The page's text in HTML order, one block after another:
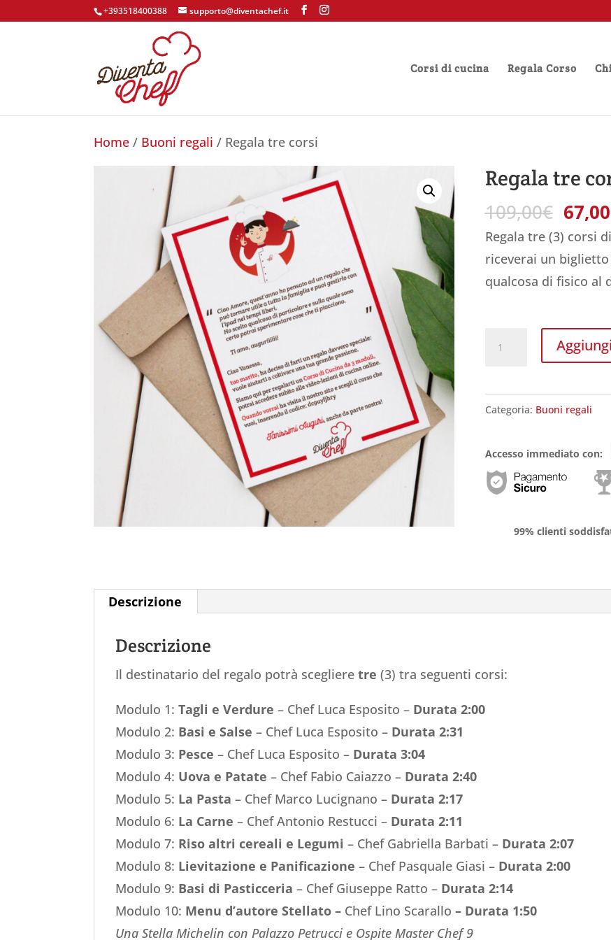
+393518400388 supporto@diventachef.it
Corsi di cucina Regala Corso
Home / Buoni regali / Regala tre corsi
Regala tre
109,00€ Il
era:
67,00
Regala tre (3) corsi
riceverai un
qualcosa di fisico al
quantità
Categoria: Buoni regali
Accesso immediato con:
99% clienti
Descrizione
Descrizione
Il destinatario del regalo potrà sceglieretre (3) tra seguenti corsi:
Modulo 1:Tagli e Verdure – Chef Luca Esposito – Durata 2:00
Modulo 2: Basi e Salse – Chef Luca Esposito – Durata 2:31
Modulo 3: Pesce – Chef Luca Esposito – Durata 3:04
Modulo 4: Uova e Patate – Chef Fabio Caiazzo – Durata 2:40
Modulo 5: La Pasta – Chef Marco Lucignano – Durata 2:17
Modulo 6: La Carne – Chef Antonio Restucci – Durata 2:11
Modulo 7: Riso altri cereali e Legumi – Chef Gabriella Barbati – Durata 2:07
Modulo 8: Lievitazione e Panificazione – Chef Pasquale Giasi – Durata 2:00
Modulo 9: Basi di Pasticceria – Chef Giuseppe Ratto – Durata 2:14
Modulo 10: Menu d’autore Stellato – Chef Lino Scarallo – Durata 1:50
Una Stella Michelin con Palazzo Petrucci e Ospite Master Chef 9